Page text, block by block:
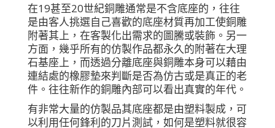
在19甚至20世紀銅雕通常是不含底座的，往往
是由客人挑選自己喜歡的底座材質再加工使銅雕
附著其上，在客製化出需求的圖騰或裝飾。另一
方面，幾乎所有的仿製作品都永久的附著在大理
石基座上，而透過分離底座與銅雕本身可以藉由
連結處的橡膠墊來判斷是否為仿古或是真正的老
件。往往新作的銅雕內部可以看出真實的年代。
有非常大量的仿製品其底座都是由塑料製成，可
以利用任何鋒利的刀片測試，如何是塑料就很容